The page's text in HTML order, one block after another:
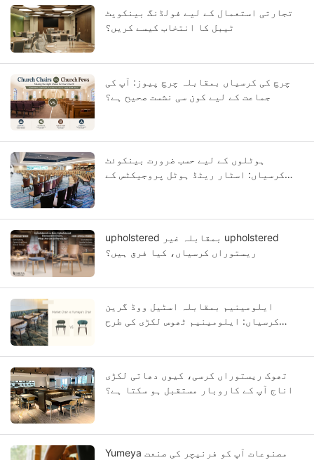
تجارتی استعمال کے لیے فولڈنگ بینکویٹ
ٹیبل کا انتخاب کیسے کریں؟
چرچ کی کرسیاں بمقابلہ چرچ پیوز: آپ کی
جماعت کے لیے کون سی نشست صحیح ہے؟
ہوٹلوں کے لیے حسب ضرورت بینکوئٹ
کرسیاں: اسٹار ریٹڈ ہوٹل پروجیکٹس کے
upholstered بمقابلہ غیر upholstered
ریستوراں کرسیاں، کیا فرق ہیں؟
ایلومینیم بمقابلہ اسٹیل ووڈ گرین
کرسیاں: ایلومینیم ٹھوس لکڑی کی طرح
تھوک ریستوراں کرسی، کیوں دھاتی لکڑی
اناج آپ کے کاروبار مستقبل ہو سکتا ہے؟
Yumeya مصنوعات آپ کو فرنیچر کی صنعت